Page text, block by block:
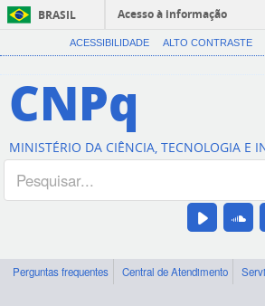
BRASIL
Acesso à informação
ACESSIBILIDADE ALTO CONTRASTE
CNPq
MINISTÉRIO DA CIÊNCIA, TECNOLOGIA E
Perguntas frequentes Central de Atendimento